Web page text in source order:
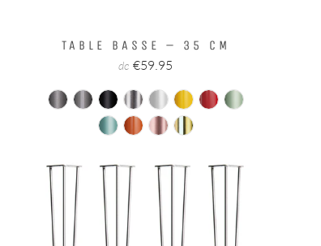
TABLE BASSE – 35 CM
de €59.95